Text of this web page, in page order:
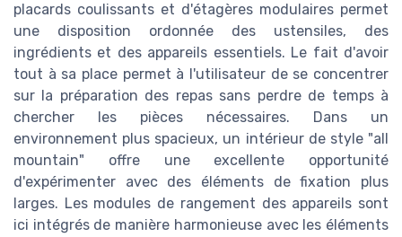
placards coulissants et d'étagères modulaires permet
une disposition ordonnée des ustensiles, des
ingrédients et des appareils essentiels. Le fait d'avoir
tout à sa place permet à l'utilisateur de se concentrer
sur la préparation des repas sans perdre de temps à
chercher les pièces nécessaires. Dans un
environnement plus spacieux, un intérieur de style "all
mountain" offre une excellente opportunité
d'expérimenter avec des éléments de fixation plus
larges. Les modules de rangement des appareils sont
ici intégrés de manière harmonieuse avec les éléments